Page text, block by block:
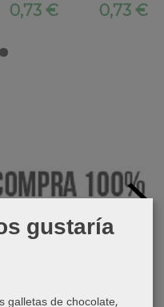
0,73 € 0,73 €
gustaría
galletas de chocolate,